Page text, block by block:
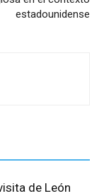
estadounidense
de León